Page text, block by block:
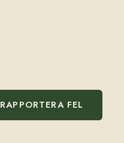
RAPPORTERA FEL